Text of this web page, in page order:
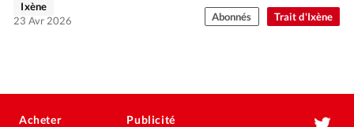
Trait d'Ixène
Ixène
23 Avr 2026
Abonnés
Acheter Publicité